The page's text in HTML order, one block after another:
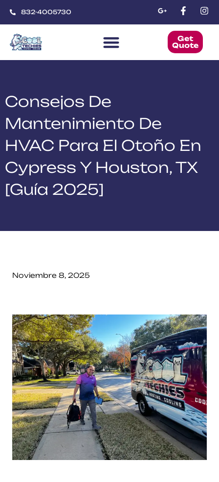
832-4005730
Get
Quote
Consejos De
Mantenimiento De
HVAC Para El Otoño En
Cypress Y Houston, TX
[Guía 2025]
Noviembre 8, 2025